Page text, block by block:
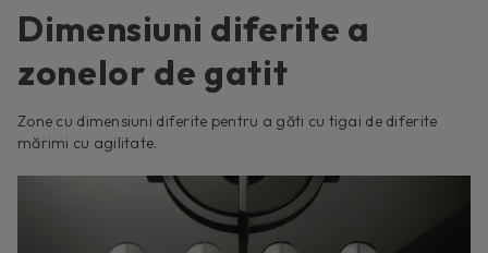
Dimensiuni diferite a
zonelor de gatit
Zone cu dimensiuni diferite pentru a găti cu tigai de diferite
mărimi cu agilitate.